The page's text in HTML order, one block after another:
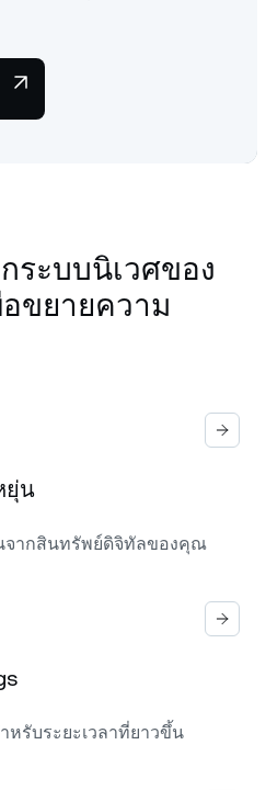
ระบบนิเวศของ
อขยายความ
ยุ่น
จากสินทรัพย์ดิจิทัลของคุณ
หรับระยะเวลาที่ยาวขึ้น